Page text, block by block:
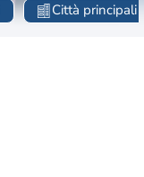
Città principali